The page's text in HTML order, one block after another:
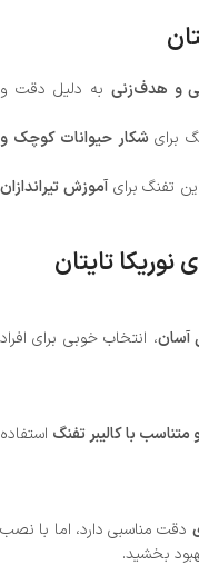
و هدف‌زنی به دلیل دقت و
برای شکار حیوانات کوچک و
تفنگ برایآموزش تیراندازان
تایتان
آسان، انتخاب خوبی برای افراد
با کالیبر تفنگ استفاده
دقت مناسبی دارد، اما با نصب
بخشید.